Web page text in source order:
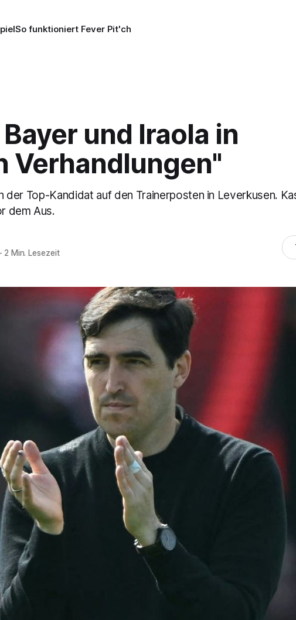
So funktioniert Fever Pit'ch
und Iraola in
Verhandlungen"
der Top-Kandidat auf den Trainerposten in Leverkusen.
dem Aus.
2 Min. Lesezeit